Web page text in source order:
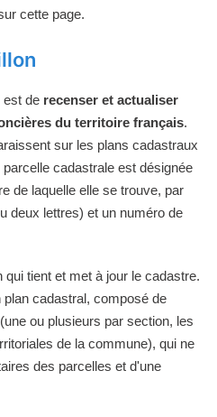
cette page.
est de recenser et actualiser
du territoire français.
sur les plans cadastraux
cadastrale est désignée
de laquelle elle se trouve, par
deux lettres) et un numéro de
tient et met à jour le cadastre.
cadastral, composé de
ou plusieurs par section, les
de la commune), qui ne
des parcelles et d'une